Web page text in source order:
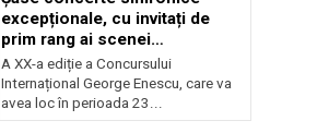
excepționale, cu invitați de
prim rang ai scenei
internaționale și ansambluri
orchestrale românești de
prestigiu, în programul
Concursului Enescu 2026
A XX-a ediție a Concursului
Internațional George Enescu, care va
avea loc în perioada 23...